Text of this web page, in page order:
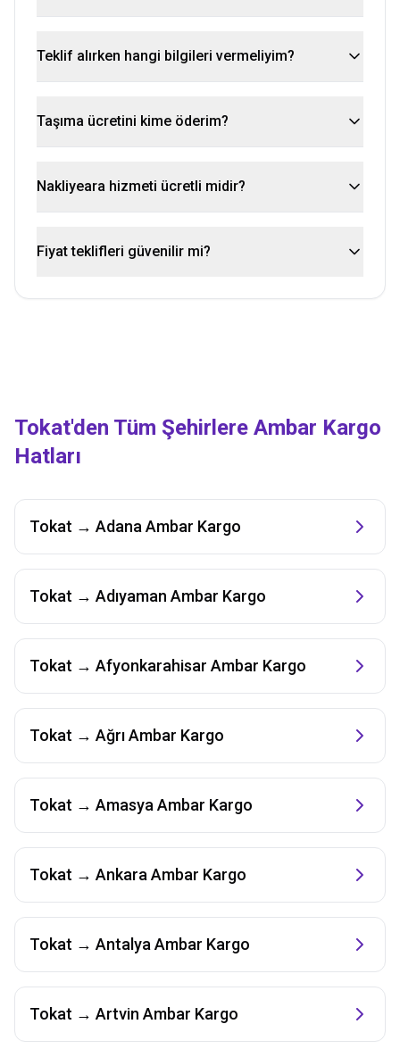
Teklif alırken hangi bilgileri vermeliyim?
Taşıma ücretini kime öderim?
Nakliyeara hizmeti ücretli midir?
Fiyat teklifleri güvenilir mi?
Tokat'den Tüm Şehirlere Ambar Kargo
Hatları
Tokat → Adana Ambar Kargo
Tokat → Adıyaman Ambar Kargo
Tokat → Afyonkarahisar Ambar Kargo
Tokat → AğrıAmbar Kargo
Tokat → Amasya Ambar Kargo
Tokat → Ankara Ambar Kargo
Tokat → Antalya Ambar Kargo
Tokat → Artvin Ambar Kargo